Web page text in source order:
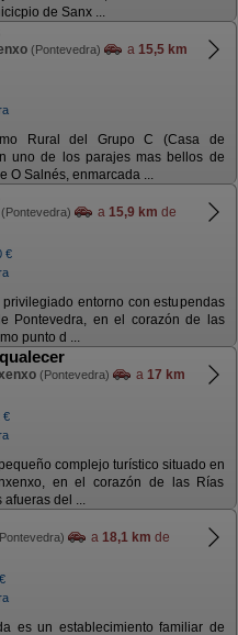
de Sanx ...
(Pontevedra) a 15,5 km
Rural del Grupo C (Casa de
uno de los parajes mas bellos de
O Salnés, enmarcada ...
(Pontevedra) a 15,9 km de
€
entorno con estupendas
Pontevedra, en el corazón de las
punto d ...
(Pontevedra) a 17 km
€
complejo turístico situado en
en el corazón de las Rías
afueras del ...
a 18,1 km de
es un establecimiento familiar de